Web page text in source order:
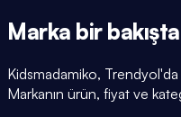
Marka bir bakışta
Kidsmadamiko,
Markanın ürün, fiyat ve